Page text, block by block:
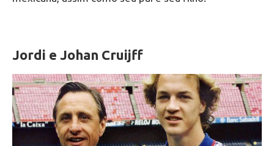
Jordi e Johan Cruijff